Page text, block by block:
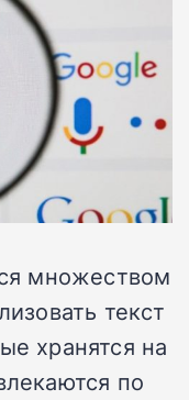
множеством
текст
хранятся на
по